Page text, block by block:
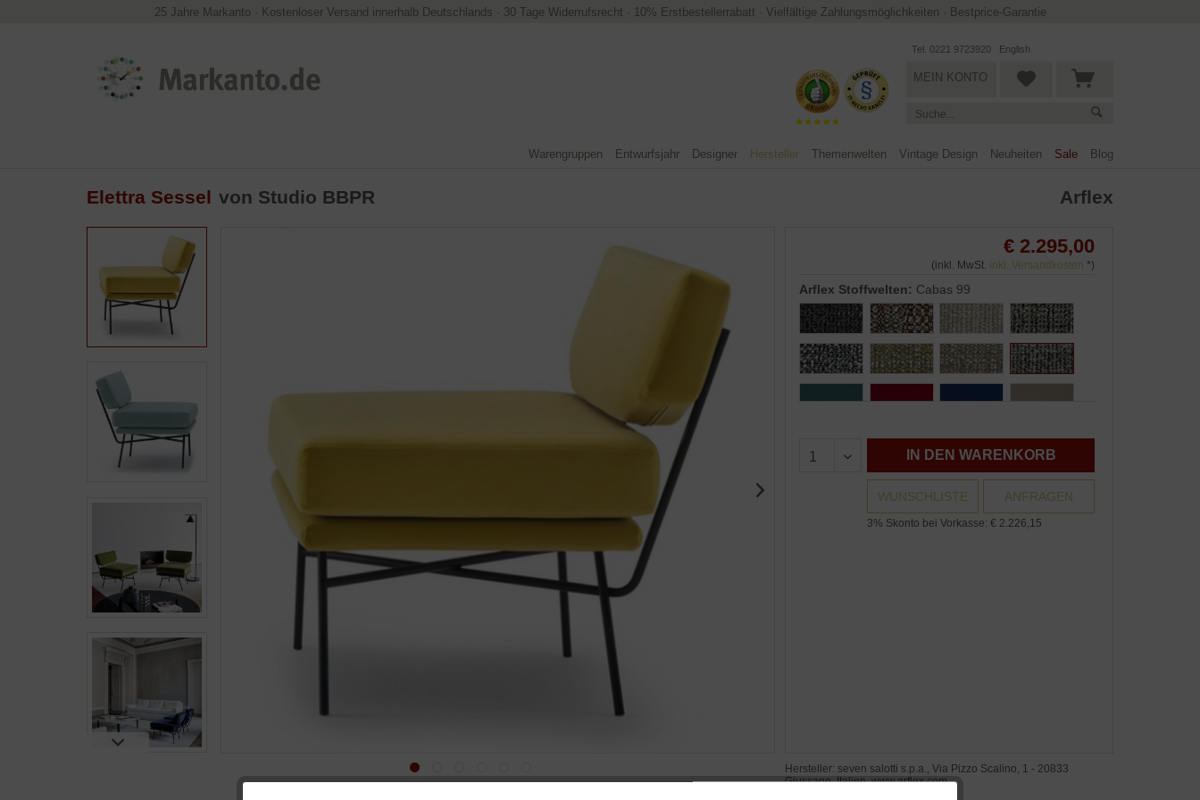
25 Jahre Markanto · Kostenloser Versand innerhalb Deutschlands · 30 Tage Widerrufsrecht · 10% Erstbestellerrabatt · Vielfältige Zahlungsmöglichkeiten · Bestprice-Garantie
Tel. 0221 9723920 English
MEIN KONTO
Warengruppen Entwurfsjahr Designer Hersteller Themenwelten Vintage Design Neuheiten Sale Blog
Elettra Sessel von Studio BBPR Arflex
€ 2.295,00
(inkl. MwSt. inkl. Versandkosten *)
Arflex Stoffwelten: Cabas 99
IN DEN WARENKORB
WUNSCHLISTE ANFRAGEN
3% Skonto bei Vorkasse: € 2.226,15
Hersteller: seven salotti s.p.a., Via Pizzo Scalino, 1 - 20833
Giussano, Italien, www.arflex.com